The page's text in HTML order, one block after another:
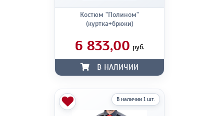
Костюм "Полином"
(куртка+брюки)
6 833,00 руб.
В НАЛИЧИИ
В наличии 1 шт.